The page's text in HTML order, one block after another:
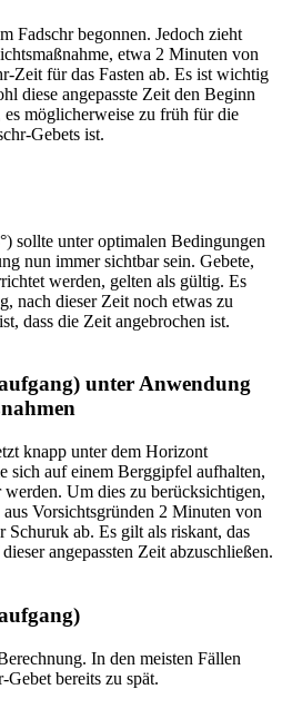
Fadschr begonnen. Jedoch zieht
etwa 2 Minuten von
Zeit für das Fasten ab. Es ist wichtig
diese angepasste Zeit den Beginn
es möglicherweise zu früh für die
Gebets ist.
sollte unter optimalen Bedingungen
nun immer sichtbar sein. Gebete,
werden, gelten als gültig. Es
nach dieser Zeit noch etwas zu
dass die Zeit angebrochen ist.
unter Anwendung
knapp unter dem Horizont
sich auf einem Berggipfel aufhalten,
Um dies zu berücksichtigen,
Vorsichtsgründen 2 Minuten von
Schuruk ab. Es gilt als riskant, das
angepassten Zeit abzuschließen.
In den meisten Fällen
Gebet bereits zu spät.